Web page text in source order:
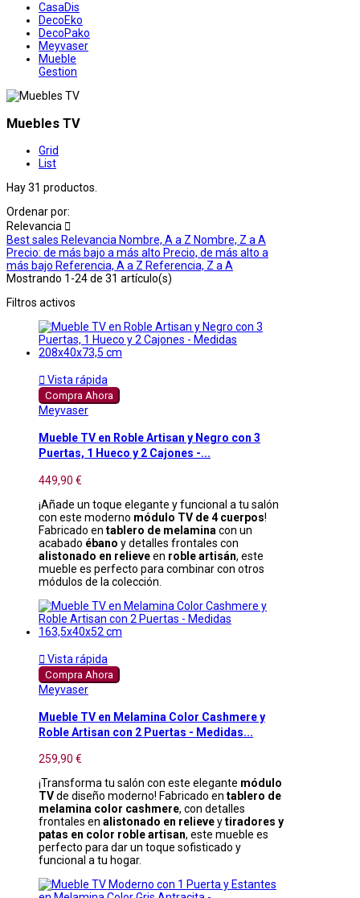
CasaDis
DecoEko
DecoPako
Meyvaser
Mueble
Gestion
Muebles TV
Grid
List
Hay 31 productos.
Ordenar por:
Relevancia 
Best sales Relevancia Nombre, A a Z Nombre, Z a A
Precio: de más bajo a más alto Precio, de más alto a
más bajo Referencia, A a Z Referencia, Z a A
Mostrando 1-24 de 31 artículo(s)
Filtros activos
 Vista rápida
Compra Ahora
Meyvaser
Mueble TV en Roble Artisan y Negro con 3
Puertas, 1 Hueco y 2 Cajones -...
449,90 €
¡Añade un toque elegante y funcional a tu salón
con este moderno módulo TV de 4 cuerpos!
Fabricado en tablero de melamina con un
acabado ébano y detalles frontales con
alistonado en relieveen roble artisán, este
mueble es perfecto para combinar con otros
módulos de la colección.
 Vista rápida
Compra Ahora
Meyvaser
Mueble TV en Melamina Color Cashmere y
Roble Artisan con 2 Puertas - Medidas...
259,90 €
¡Transforma tu salón con este elegante módulo
TVde diseño moderno! Fabricado en tablero de
melamina color cashmere, con detalles
frontales en alistonado en relieveytiradores y
patas en color roble artisan, este mueble es
perfecto para dar un toque sofisticado y
funcional a tu hogar.